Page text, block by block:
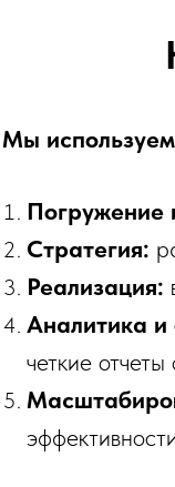
Мы
Погружение
Стратегия:
Реализация:
Аналитика и
четкие